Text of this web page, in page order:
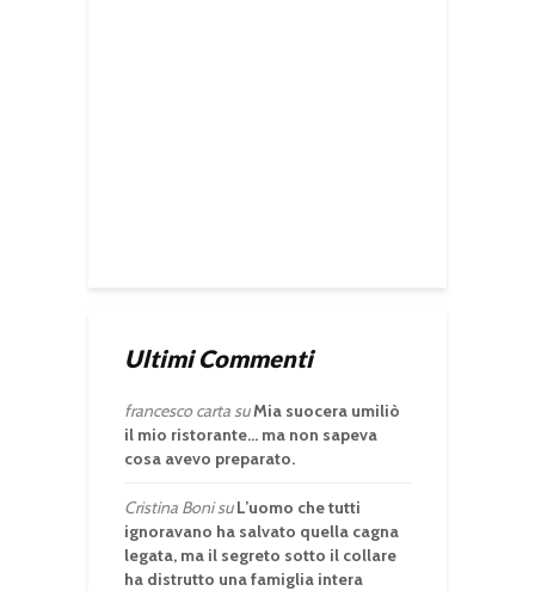
Ultimi Commenti
francesco carta suMia suocera umiliò
il mio ristorante… ma non sapeva
cosa avevo preparato.
Cristina BonisuL’uomo che tutti
ignoravano ha salvato quella cagna
legata, ma il segreto sotto il collare
ha distrutto una famiglia intera